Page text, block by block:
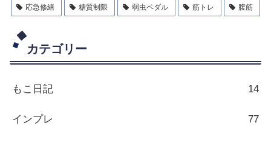
応急修繕 糖質制限 弱虫ペダル 筋トレ 腹筋
カテゴリー
もこ日記 14
インプレ 77